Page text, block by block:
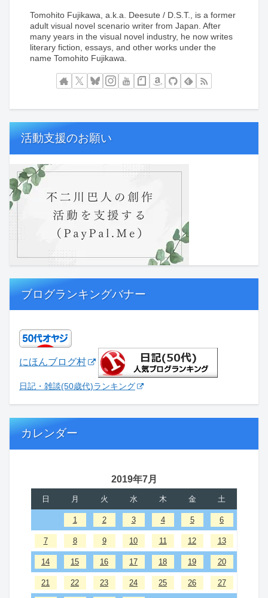
Tomohito Fujikawa, a.k.a. Deesute / D.S.T., is a former
adult visual novel scenario writer from Japan. After
many years in the visual novel industry, he now writes
literary fiction, essays, and other works under the
name Tomohito Fujikawa.
活動支援のお願い
ブログランキングバナー
にほんブログ村
日記・雑談(50歳代)ランキング
カレンダー
2019年7月
日 月 火 水 木 金 土
1 2 3 4 5 6
7 8 9 10 11 12 13
14 15 16 17 18 19 20
21 22 23 24 25 26 27